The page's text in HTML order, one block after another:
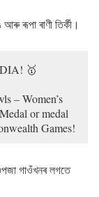
ৰূপা ৰাণী তিৰ্কী।
🥇
– Women’s
or medal
Games!
গাওঁখনৰ লগতে